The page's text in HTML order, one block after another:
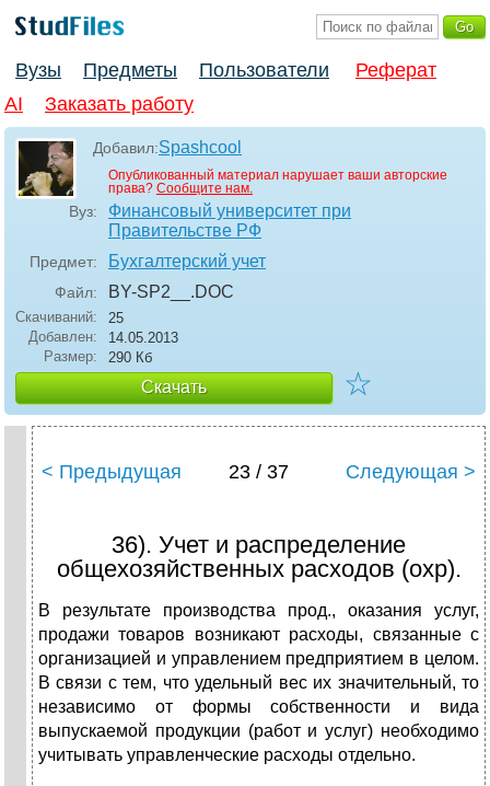
Вузы Предметы Пользователи
Реферат
AI
Заказать работу
Добавил:Spashcool
Опубликованный материал нарушает ваши авторские
права? Сообщите нам.
Вуз:
Финансовый университет при
Правительстве РФ
Предмет: Бухгалтерский учет
Файл: BY-SP2__ .DOC
Скачиваний:
25
Добавлен:
14.05.2013
Размер:
290 Кб
Скачать ☆
< Предыдущая 23 / 37 Следующая >
36). Учет и распределение
общехозяйственных расходов (охр).
В результате производства прод., оказания услуг,
продажи товаров возникают расходы, связанные с
организацией и управлением предприятием в целом.
В связи с тем, что удельный вес их значительный, то
независимо от формы собственности и вида
выпускаемой продукции (работ и услуг) необходимо
учитывать управленческие расходы отдельно.